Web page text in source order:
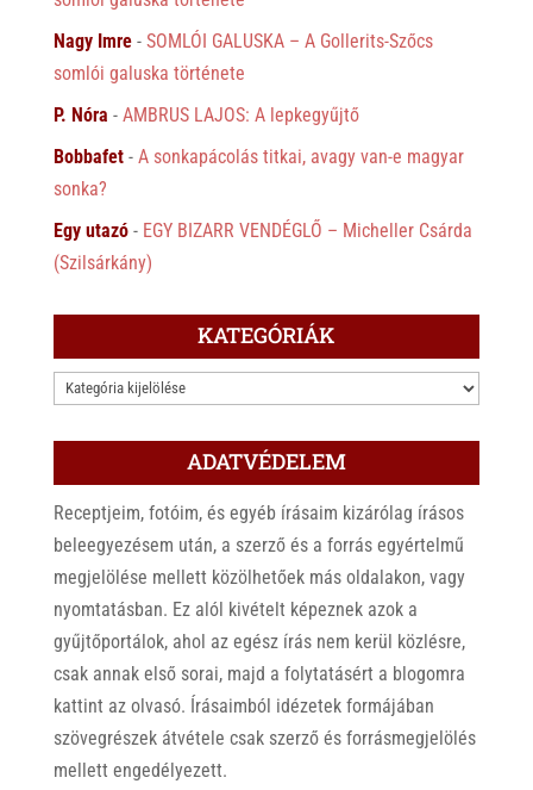
Nagy Imre- SOMLÓI GALUSKA – A Gollerits-Szőcs
somlói galuska története
P. Nóra - AMBRUS LAJOS: A lepkegyűjtő
Bobbafet- A sonkapácolás titkai, avagy van-e magyar
sonka?
Egy utazó- EGY BIZARR VENDÉGLŐ – Micheller Csárda
(Szilsárkány)
KATEGÓRIÁK
KATEGÓRIÁK
ADATVÉDELEM
Receptjeim, fotóim, és egyéb írásaim kizárólag írásos
beleegyezésem után, a szerző és a forrás egyértelmű
megjelölése mellett közölhetőek más oldalakon, vagy
nyomtatásban. Ez alól kivételt képeznek azok a
gyűjtőportálok, ahol az egész írás nem kerül közlésre,
csak annak első sorai, majd a folytatásért a blogomra
kattint az olvasó. Írásaimból idézetek formájában
szövegrészek átvétele csak szerző és forrásmegjelölés
mellett engedélyezett.